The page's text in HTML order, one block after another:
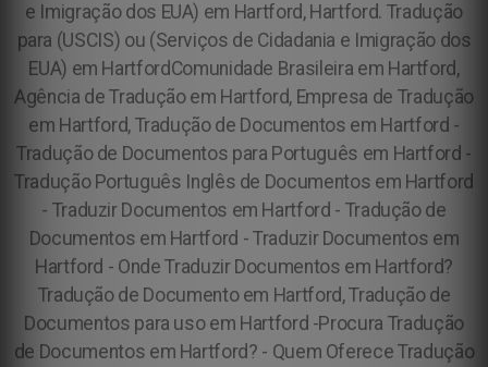
e Imigração dos EUA) em Hartford, Hartford. Tradução
para (USCIS) ou (Serviços de Cidadania e Imigração dos
EUA) em HartfordComunidade Brasileira em Hartford,
Agência de Tradução em Hartford, Empresa de Tradução
em Hartford, Tradução de Documentos em Hartford -
Tradução de Documentos para Português em Hartford -
Tradução Português Inglês de Documentos em Hartford
- Traduzir Documentos em Hartford - Tradução de
Documentos em Hartford - Traduzir Documentos em
Hartford - Onde Traduzir Documentos em Hartford?
Tradução de Documento em Hartford, Tradução de
Documentos para uso em Hartford -Procura Tradução
de Documentos em Hartford? - Quem Oferece Tradução